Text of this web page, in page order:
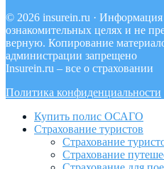
© 2026 insurein.ru · Информация
ознакомительных целях и не
верную. Копирование
администрации запрещено
Insurein.ru – все о страховании
Политика конфиденциальности
Купить полис ОСАГО
Страхование туристов
Страхование
Страхование